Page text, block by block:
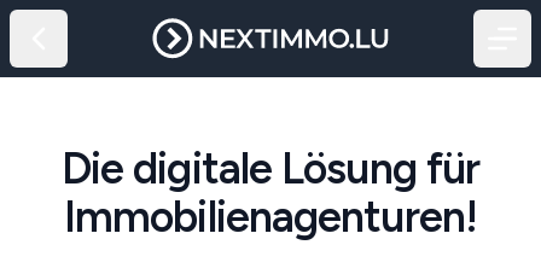
Die digitale Lösung für
Immobilienagenturen!